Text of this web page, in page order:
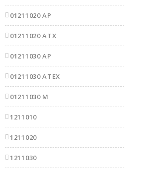
01211020 AP
01211020 ATX
01211030 AP
01211030 ATEX
01211030 M
1211010
1211020
1211030